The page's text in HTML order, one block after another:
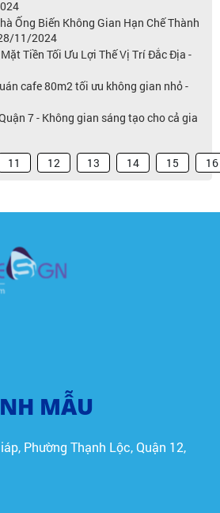
Ống Biến Không Gian Hạn Chế Thành
11/2024
Tiền Tối Ưu Lợi Thế Vị Trí Đắc Địa -
cafe 80m2 tối ưu không gian nhỏ -
7 - Không gian sáng tạo cho cả gia
11 12 13 14 15 16
MẪU
Phường Thạnh Lộc, Quận 12,